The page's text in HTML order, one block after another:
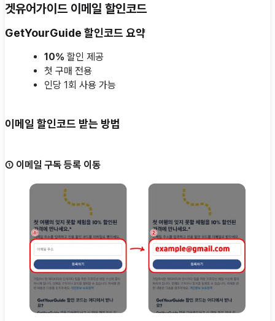
겟유어가이드 이메일 할인코드
GetYourGuide 할인코드 요약
10% 할인 제공
첫 구매 전용
인당 1회 사용 가능
이메일 할인코드 받는 방법
① 이메일 구독 등록 이동